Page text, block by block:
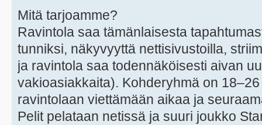
Mitä tarjoamme?
Ravintola saa tämänlaisesta
tunniksi, näkyvyyttä nettisivustoilla,
ja ravintola saa todennäköisesti aivan
vakioasiakkaita). Kohderyhmä on
ravintolaan viettämään aikaa ja
Pelit pelataan netissä ja suuri joukko